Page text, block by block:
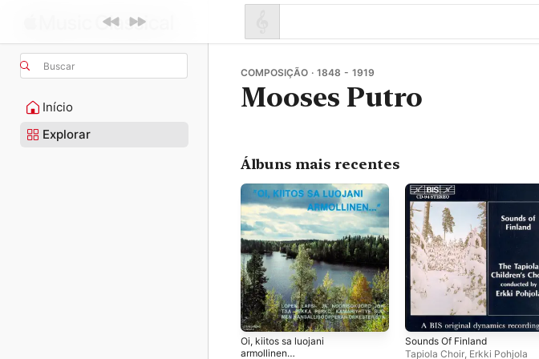
Buscar
Início
Explorar
COMPOSIÇÃO · 1848 - 1919
Mooses Putro
Álbuns mais recentes
Oi, kiitos sa luojani
armollinen…
Sounds Of Finland
Tapiola Choir, Erkki Pohjola